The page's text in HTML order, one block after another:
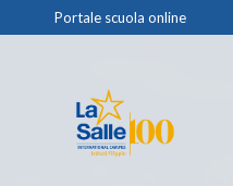
Portale scuola online